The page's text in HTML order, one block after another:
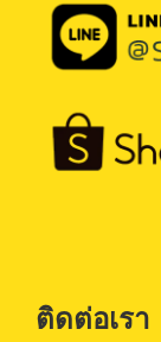
ติดต่อเรา